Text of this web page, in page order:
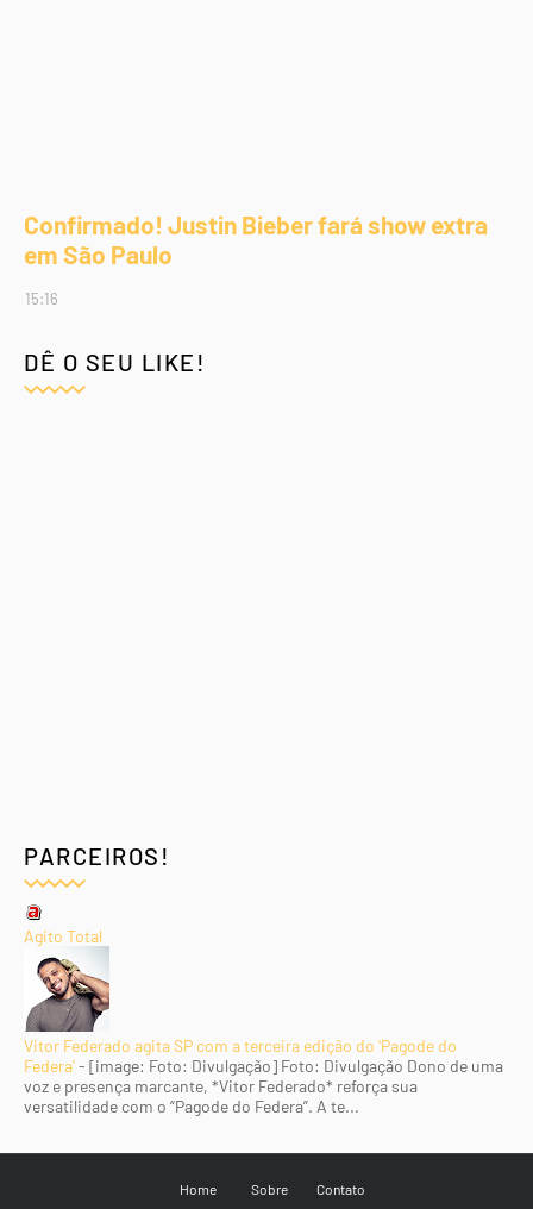
Confirmado! Justin Bieber fará show extra
em São Paulo
15:16
DÊ O SEU LIKE!
PARCEIROS!
Agito Total
Vitor Federado agita SP com a terceira edição do 'Pagode do
Federa'- [image: Foto: Divulgação] Foto: Divulgação Dono de uma
voz e presença marcante, *Vitor Federado* reforça sua
versatilidade com o “Pagode do Federa”. A te...
Home Sobre Contato